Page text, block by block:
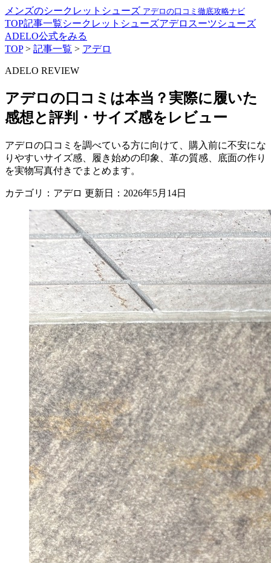
メンズのシークレットシューズ アデロの口コミ徹底攻略ナビ
TOP記事一覧シークレットシューズアデロ スーツシューズ
ADELO公式をみる
TOP > 記事一覧 > アデロ
ADELO REVIEW
アデロの口コミは本当？実際に履いた
感想と評判・サイズ感をレビュー
アデロの口コミを調べている方に向けて、購入前に不安にな
りやすいサイズ感、履き始めの印象、革の質感、底面の作り
を実物写真付きでまとめます。
カテゴリ：アデロ 更新日：2026年5月14日